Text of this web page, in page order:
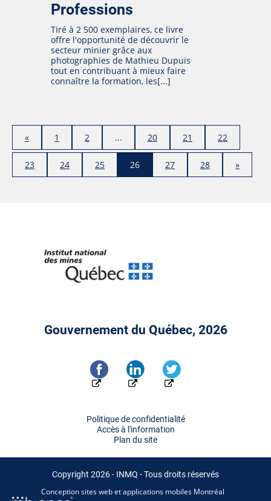
Professions
Tiré à 2 500 exemplaires, ce livre
offre l'opportunité de découvrir le
secteur minier grâce aux
photographies de Mathieu Dupuis
tout en contribuant à mieux faire
connaître la formation, les[...]
« 1 2 ... 20 21 22
23 24 25 26 27 28 »
Gouvernement du Québec, 2026
Politique de confidentialité
Accès à l'information
Plan du site
Copyright 2026 - INMQ - Tous droits réservés
Conception sites web et applications mobiles Montréal